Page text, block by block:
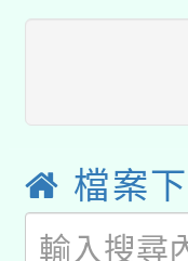
用水
桃園
開
2026
本校
招甄
招)
適應
本館
暨閱
科技
檔案